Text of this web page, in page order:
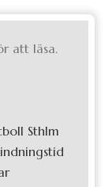
att läsa.
Sthlm